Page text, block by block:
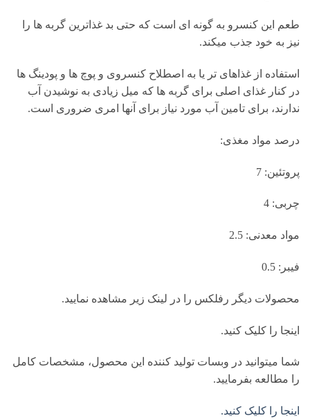
طعم این کنسرو به گونه ای است که حتی بد غذاترین گربه ها را
نیز به خود جذب میکند.
استفاده از غذاهای تر یا به اصطلاح کنسروی و پوچ ها و پودینگ ها
در کنار غذای اصلی برای گربه ها که میل زیادی به نوشیدن آب
ندارند، برای تامین آب مورد نیاز برای آنها امری ضروری است.
درصد مواد مغذی:
پروتئین: 7
چربی: 4
مواد معدنی: 2.5
فیبر: 0.5
محصولات دیگر رفلکس را در لینک زیر مشاهده نمایید.
اینجا را کلیک کنید.
شما میتوانید در وبسات تولید کننده این محصول، مشخصات کامل
را مطالعه بفرمایید.
اینجا را کلیک کنید.